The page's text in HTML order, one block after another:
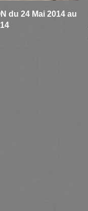
rapide
du 24 Mai 2014 au